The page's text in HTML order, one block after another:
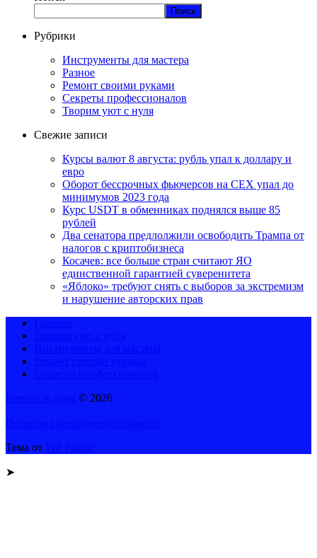
Поиск
Рубрики
Инструменты для мастера
Разное
Ремонт своими руками
Секреты профессионалов
Творим уют с нуля
Свежие записи
Курсы валют 8 августа: рубль упал к доллару и
евро
Оборот бессрочных фьючерсов на CEX упал до
минимумов 2023 года
Курс USDT в обменниках поднялся выше 85
рублей
Два сенатора предлолжили освободить Трампа от
налогов с криптобизнеса
Косачев: все больше стран считают ЯО
единственной гарантией суверенитета
«Яблоко» требуют снять с выборов за экстремизм
и нарушение авторских прав
© 2026
Тема от
➤